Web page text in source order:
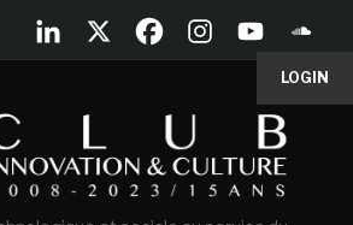
LOGIN